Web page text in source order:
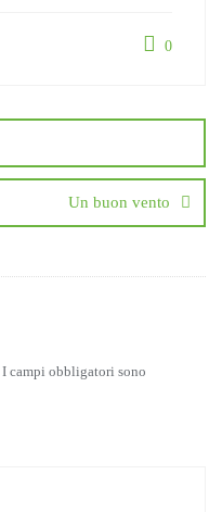
0
Un buon vento
I campi obbligatori sono